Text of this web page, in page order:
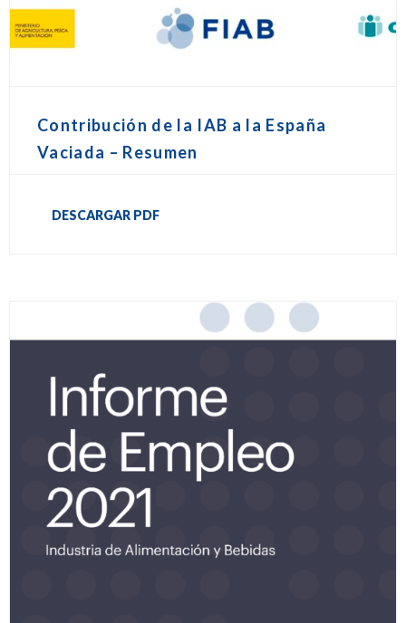
Contribución de la IAB a la España
Vaciada – Resumen
DESCARGAR PDF